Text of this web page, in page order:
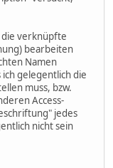
die verknüpfte
bearbeiten
Namen
gelegentlich die
muss, bzw.
Access-
jedes
nicht sein